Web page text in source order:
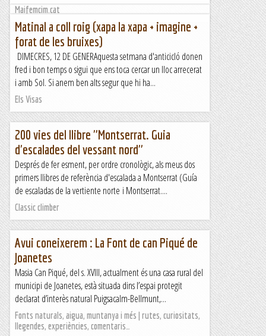
Maifemcim.cat
Matinal a coll roig (xapa la xapa + imagine +
forat de les bruixes)
DIMECRES, 12 DE GENERAquesta setmana d'anticicló donen
fred i bon temps o sigui que ens toca cercar un lloc arrecerat
i amb Sol. Si anem ben alts segur que hi ha...
Els Visas
200 vies del llibre "Montserrat. Guia
d'escalades del vessant nord"
Després de fer esment, per ordre cronològic, als meus dos
primers llibres de referència d'escalada a Montserrat (Guía
de escaladas de la vertiente norte i Montserrat....
Classic climber
Avui coneixerem : La Font de can Piqué de
Joanetes
Masia Can Piqué, del s. XVIII, actualment és una casa rural del
municipi de Joanetes, està situada dins l’espai protegit
declarat d’interès natural Puigsacalm-Bellmunt,...
Fonts naturals, aigua, muntanya i més | rutes, curiositats,
llegendes, experiències, comentaris…